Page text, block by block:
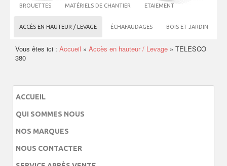
BROUETTES MATÉRIELS DE CHANTIER ETAIEMENT
ACCÈS EN HAUTEUR / LEVAGE ÉCHAFAUDAGES BOIS ET JARDIN
Vous êtes ici : Accueil » Accès en hauteur / Levage » TELESCO
380
ACCUEIL
QUI SOMMES NOUS
NOS MARQUES
NOUS CONTACTER